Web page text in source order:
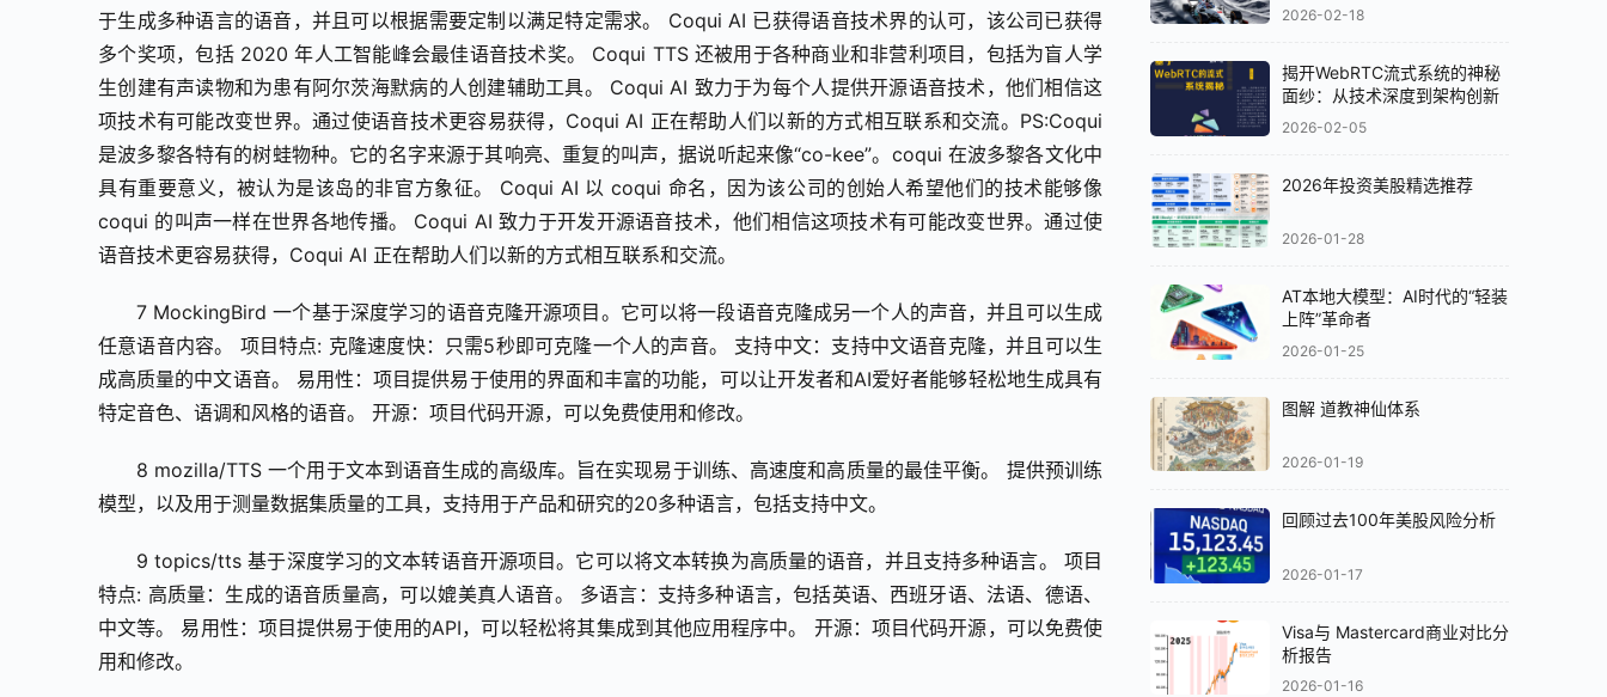
于生成多种语言的语音，并且可以根据需要定制以满足特定需求。 Coqui AI 已获得语音技术界的认可，该公司已获得
多个奖项，包括 2020 年人工智能峰会最佳语音技术奖。 Coqui TTS 还被用于各种商业和非营利项目，包括为盲人学
生创建有声读物和为患有阿尔茨海默病的人创建辅助工具。 Coqui AI 致力于为每个人提供开源语音技术，他们相信这
项技术有可能改变世界。通过使语音技术更容易获得，Coqui AI 正在帮助人们以新的方式相互联系和交流。PS:Coqui
是波多黎各特有的树蛙物种。它的名字来源于其响亮、重复的叫声，据说听起来像“co-kee”。coqui 在波多黎各文化中
具有重要意义，被认为是该岛的非官方象征。 Coqui AI 以 coqui 命名，因为该公司的创始人希望他们的技术能够像
coqui 的叫声一样在世界各地传播。 Coqui AI 致力于开发开源语音技术，他们相信这项技术有可能改变世界。通过使
语音技术更容易获得，Coqui AI 正在帮助人们以新的方式相互联系和交流。
7 MockingBird 一个基于深度学习的语音克隆开源项目。它可以将一段语音克隆成另一个人的声音，并且可以生成
任意语音内容。 项目特点: 克隆速度快：只需5秒即可克隆一个人的声音。 支持中文：支持中文语音克隆，并且可以生
成高质量的中文语音。 易用性：项目提供易于使用的界面和丰富的功能，可以让开发者和AI爱好者能够轻松地生成具有
特定音色、语调和风格的语音。 开源：项目代码开源，可以免费使用和修改。
8 mozilla/TTS 一个用于文本到语音生成的高级库。旨在实现易于训练、高速度和高质量的最佳平衡。 提供预训练
模型，以及用于测量数据集质量的工具，支持用于产品和研究的20多种语言，包括支持中文。
9 topics/tts 基于深度学习的文本转语音开源项目。它可以将文本转换为高质量的语音，并且支持多种语言。 项目
特点: 高质量：生成的语音质量高，可以媲美真人语音。 多语言：支持多种语言，包括英语、西班牙语、法语、德语、
中文等。 易用性：项目提供易于使用的API，可以轻松将其集成到其他应用程序中。 开源：项目代码开源，可以免费使
用和修改。
2026-02-18
揭开WebRTC流式系统的神秘
面纱：从技术深度到架构创新
2026-02-05
2026年投资美股精选推荐
2026-01-28
AT本地大模型：AI时代的“轻装
上阵”革命者
2026-01-25
图解 道教神仙体系
2026-01-19
回顾过去100年美股风险分析
2026-01-17
Visa与 Mastercard商业对比分
析报告
2026-01-16